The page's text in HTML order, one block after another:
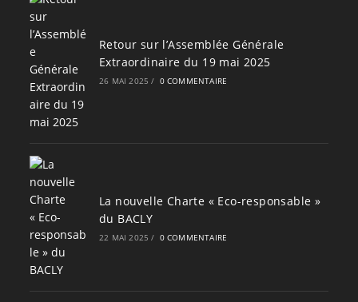
Retour sur l’Assemblée Générale
Extraordinaire du 19 mai 2025
26 MAI 2025 / 0 COMMENTAIRE
La nouvelle Charte « Eco-responsable »
du BACLY
22 MAI 2025 / 0 COMMENTAIRE